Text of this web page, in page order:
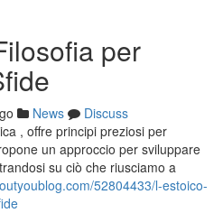
per
News
Discuss
, offre principi preziosi per
un approccio per sviluppare
su ciò che riusciamo a
52804433/l-estoico-